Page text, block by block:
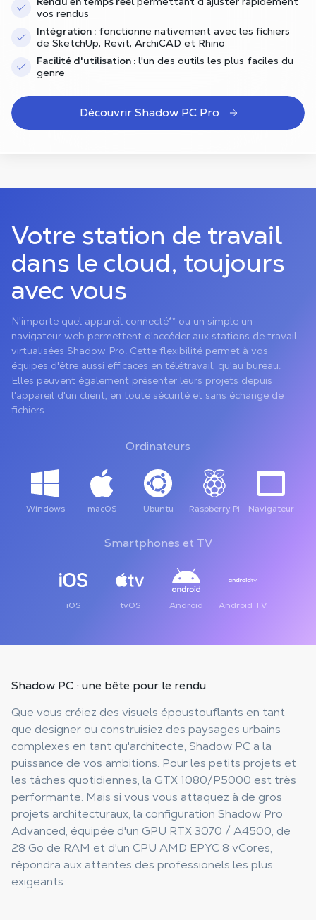
vos rendus
Intégration : fonctionne nativement avec les fichiers
de SketchUp, Revit, ArchiCAD et Rhino
Facilité d'utilisation : l'un des outils les plus faciles du
genre
Découvrir Shadow PC Pro
Votre station de travail
dans le cloud, toujours
avec vous
N'importe quel appareil connecté** ou un simple un
navigateur web permettent d'accéder aux stations de travail
virtualisées Shadow Pro. Cette flexibilité permet à vos
équipes d'être aussi efficaces en télétravail, qu'au bureau.
Elles peuvent également présenter leurs projets depuis
l'appareil d'un client, en toute sécurité et sans échange de
fichiers.
Ordinateurs
Windows macOS Ubuntu Raspberry Pi Navigateur
Smartphones et TV
iOS tvOS Android Android TV
Shadow PC : une bête pour le rendu
Que vous créiez des visuels époustouflants en tant
que designer ou construisiez des paysages urbains
complexes en tant qu'architecte, Shadow PC a la
puissance de vos ambitions. Pour les petits projets et
les tâches quotidiennes, la GTX 1080/P5000 est très
performante. Mais si vous vous attaquez à de gros
projets architecturaux, la configuration Shadow Pro
Advanced, équipée d'un GPU RTX 3070 / A4500, de
28 Go de RAM et d'un CPU AMD EPYC 8 vCores,
répondra aux attentes des professionels les plus
exigeants.